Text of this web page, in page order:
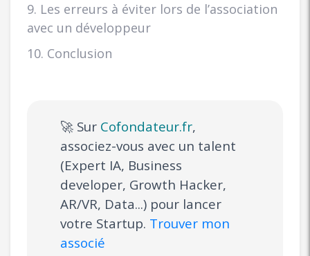
9. Les erreurs à éviter lors de l’association
avec un développeur
10. Conclusion
🚀 Sur Cofondateur.fr,
associez-vous avec un talent
(Expert IA, Business
developer, Growth Hacker,
AR/VR, Data...) pour lancer
votre Startup. Trouver mon
associé